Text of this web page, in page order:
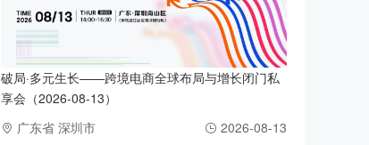
破局·多元生长——跨境电商全球布局与增长闭门私
享会（2026-08-13）
广东省 深圳市
2026-08-13